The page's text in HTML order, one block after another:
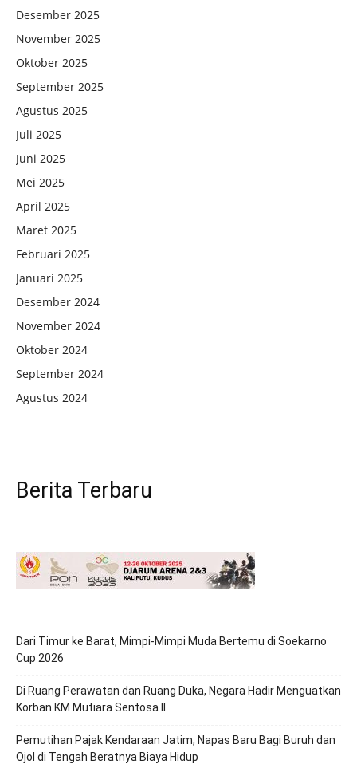
Desember 2025
November 2025
Oktober 2025
September 2025
Agustus 2025
Juli 2025
Juni 2025
Mei 2025
April 2025
Maret 2025
Februari 2025
Januari 2025
Desember 2024
November 2024
Oktober 2024
September 2024
Agustus 2024
Berita Terbaru
Dari Timur ke Barat, Mimpi-Mimpi Muda Bertemu di Soekarno
Cup 2026
Di Ruang Perawatan dan Ruang Duka, Negara Hadir Menguatkan
Korban KM Mutiara Sentosa II
Pemutihan Pajak Kendaraan Jatim, Napas Baru Bagi Buruh dan
Ojol di Tengah Beratnya Biaya Hidup